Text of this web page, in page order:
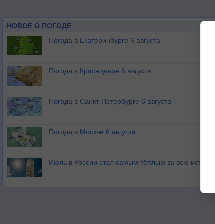
НОВОЕ О ПОГОДЕ
Погода в Екатеринбурге 6 августа
Погода в Краснодаре 6 августа
Погода в Санкт-Петербурге 6 августа
Погода в Москве 6 августа
Июль в России стал самым тёплым за всю историю